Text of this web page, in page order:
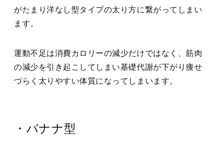
がたまり洋なし型タイプの太り方に繋がってしまい
ます。
運動不足は消費カロリーの減少だけではなく、筋肉
の減少を引き起こしてしまい基礎代謝が下がり痩せ
づらく太りやすい体質になってしまいます。
・バナナ型